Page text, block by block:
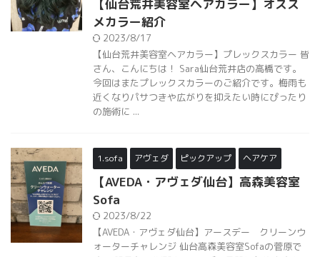
さん、こんにちは！ Sara仙台荒井店の高橋です。
今回はまたプレックスカラーのご紹介です。梅雨も
近くなりパサつきや広がりを抑えたい時にぴったり
の施術に ...
1.sofa アヴェダ ピックアップ ヘアケア
【AVEDA・アヴェダ仙台】高森美容室
2023/8/22
【AVEDA・アヴェダ仙台】アースデー クリーンウ
ォーターチャレンジ 仙台高森美容室Sofaの菅原で
す。 明日からAVEDAアースデー月間になります！
今年はボタニカルリペアのリーブイントリートメン
ト ...